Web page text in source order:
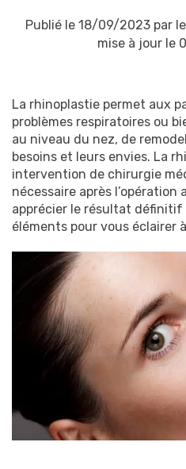
Publié le 18/09/2023 par le
mise à jour le
La rhinoplastie permet aux
problèmes respiratoires ou
au niveau du nez, de
besoins et leurs envies. La
intervention de chirurgie
nécessaire après
apprécier le résultat définitif
éléments pour vous éclairer